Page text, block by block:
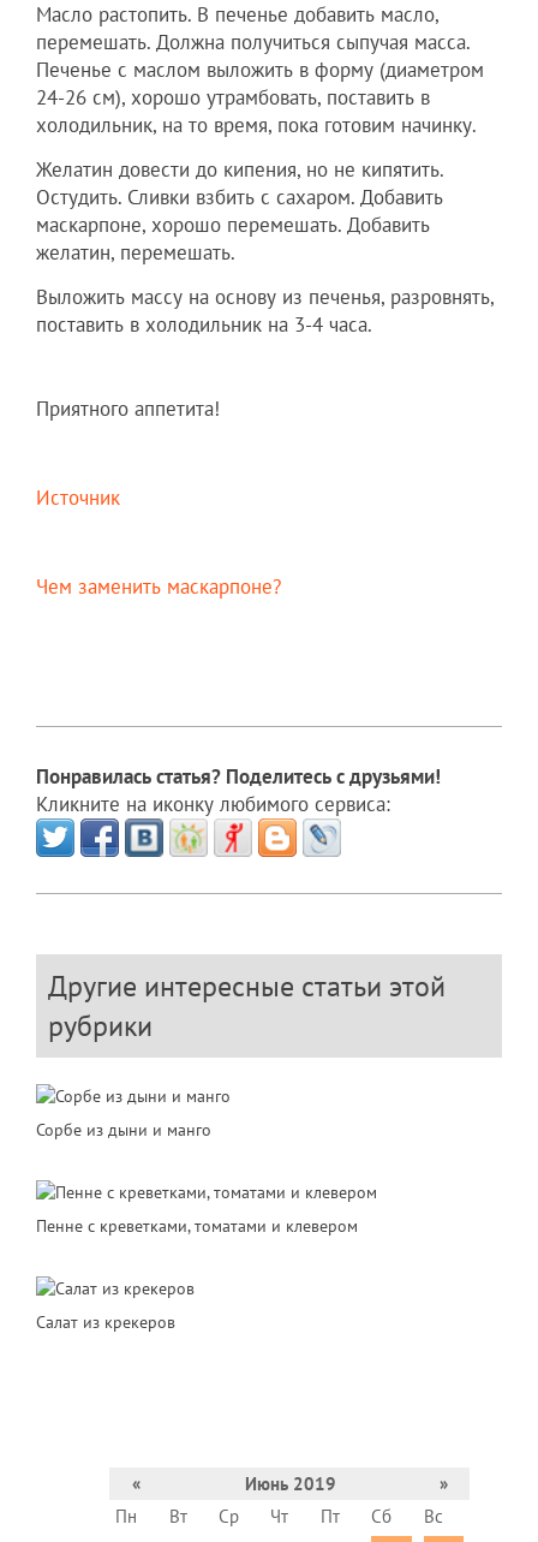
Масло растопить. В печенье добавить масло,
перемешать. Должна получиться сыпучая масса.
Печенье с маслом выложить в форму (диаметром
24-26 см), хорошо утрамбовать, поставить в
холодильник, на то время, пока готовим начинку.
Желатин довести до кипения, но не кипятить.
Остудить. Сливки взбить с сахаром. Добавить
маскарпоне, хорошо перемешать. Добавить
желатин, перемешать.
Выложить массу на основу из печенья, разровнять,
поставить в холодильник на 3-4 часа.
Приятного аппетита!
Источник
Чем заменить маскарпоне?
Понравилась статья? Поделитесь с друзьями!
Кликните на иконку любимого сервиса:
Другие интересные статьи этой
рубрики
Сорбе из дыни и манго
Пенне с креветками, томатами и клевером
Салат из крекеров
« Июнь 2019
»
Пн
Вт Ср Чт Пт Сб
Вс